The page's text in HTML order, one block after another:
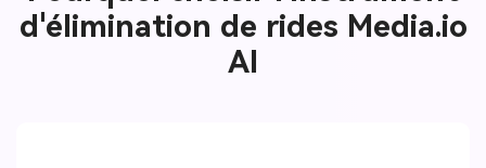
d'élimination de rides Media.io
AI